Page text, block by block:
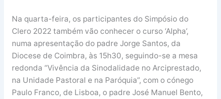
Na quarta-feira, os participantes do Simpósio do
Clero 2022 também vão conhecer o curso ‘Alpha’,
numa apresentação do padre Jorge Santos, da
Diocese de Coimbra, às 15h30, seguindo-se a mesa
redonda “Vivência da Sinodalidade no Arciprestado,
na Unidade Pastoral e na Paróquia”, com o cónego
Paulo Franco, de Lisboa, o padre José Manuel Bento,